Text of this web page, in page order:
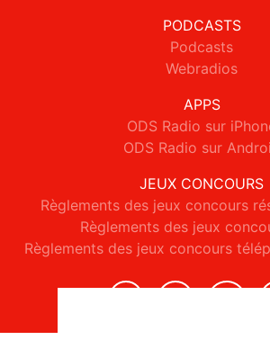
PODCASTS
Podcasts
Webradios
APPS
ODS Radio sur
ODS Radio sur
JEUX CONCOURS
Règlements des jeux concours
Règlements des jeux
Règlements des jeux concours